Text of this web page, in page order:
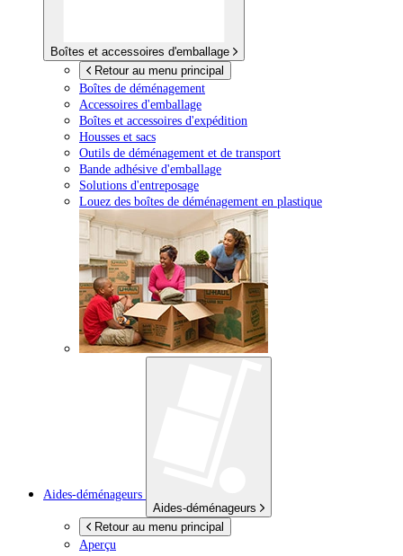
Boîtes et accessoires d'emballage
Retour au menu principal
Boîtes de déménagement
Accessoires d'emballage
Boîtes et accessoires d'expédition
Housses et sacs
Outils de déménagement et de transport
Bande adhésive d'emballage
Solutions d'entreposage
Louez des boîtes de déménagement en plastique
Aides-déménageurs
Aides-déménageurs
Retour au menu principal
Aperçu